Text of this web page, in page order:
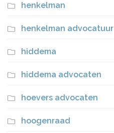
henkelman
henkelman advocatuur
hiddema
hiddema advocaten
hoevers advocaten
hoogenraad